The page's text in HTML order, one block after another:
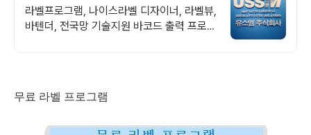
라벨프로그램, 나이스라벨 디자이너, 라벨뷰,
바텐더, 전국망 기술지원 바코드 출력 프로그
무료 라벨 프로그램